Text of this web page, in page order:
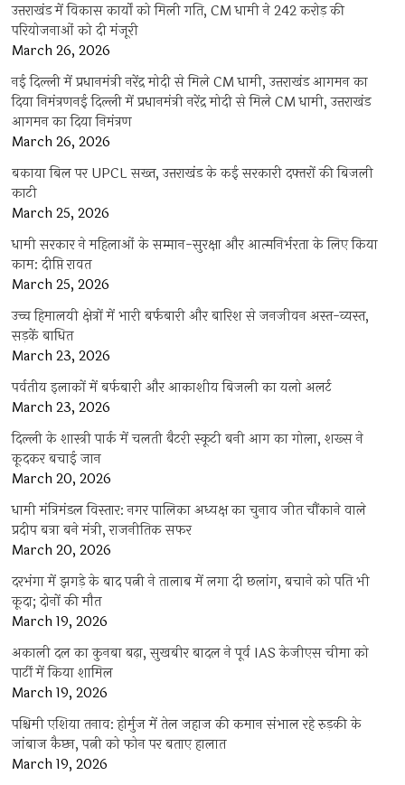
उत्तराखंड में विकास कार्यों को मिली गति, CM धामी ने 242 करोड़ की
परियोजनाओं को दी मंजूरी
March 26, 2026
नई दिल्ली में प्रधानमंत्री नरेंद्र मोदी से मिले CM धामी, उत्तराखंड आगमन का
दिया निमंत्रणनई दिल्ली में प्रधानमंत्री नरेंद्र मोदी से मिले CM धामी, उत्तराखंड
आगमन का दिया निमंत्रण
March 26, 2026
बकाया बिल पर UPCL सख्त, उत्तराखंड के कई सरकारी दफ्तरों की बिजली
काटी
March 25, 2026
धामी सरकार ने महिलाओं के सम्मान-सुरक्षा और आत्मनिर्भरता के लिए किया
काम: दीप्ति रावत
March 25, 2026
उच्च हिमालयी क्षेत्रों में भारी बर्फबारी और बारिश से जनजीवन अस्त-व्यस्त,
सड़कें बाधित
March 23, 2026
पर्वतीय इलाकों में बर्फबारी और आकाशीय बिजली का यलो अलर्ट
March 23, 2026
दिल्ली के शास्त्री पार्क में चलती बैटरी स्कूटी बनी आग का गोला, शख्स ने
कूदकर बचाई जान
March 20, 2026
धामी मंत्रिमंडल विस्तार: नगर पालिका अध्यक्ष का चुनाव जीत चौंकाने वाले
प्रदीप बत्रा बने मंत्री, राजनीतिक सफर
March 20, 2026
दरभंगा में झगड़े के बाद पत्नी ने तालाब में लगा दी छलांग, बचाने को पति भी
कूदा; दोनों की मौत
March 19, 2026
अकाली दल का कुनबा बढ़ा, सुखबीर बादल ने पूर्व IAS केजीएस चीमा को
पार्टी में किया शामिल
March 19, 2026
पश्चिमी एशिया तनाव: होर्मुज में तेल जहाज की कमान संभाल रहे रुड़की के
जांबाज कैप्टन, पत्नी को फोन पर बताए हालात
March 19, 2026